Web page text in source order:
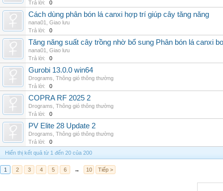
Trả lời:
0
Cách dùng phân bón lá canxi hợp trí giúp cây tăng năng
nana01
Giao lưu
Trả lời:
0
Tăng năng suất cây trồng nhờ bổ sung Phân bón lá canxi
nana01
Giao lưu
Trả lời:
0
Gurobi 13.0.0 win64
Drograms Thông gió thông thường
Trả lời:
0
COPRA RF 2025 2
Drograms Thông gió thông thường
Trả lời:
0
PV Elite 28 Update 2
Drograms Thông gió thông thường
Trả lời:
0
Hiển thị kết quả từ 1 đến 20 của 200
1 2 3 4 5 6 → 10 Tiếp >